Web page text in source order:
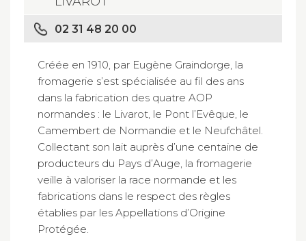
02 31 48 20 00
Créée en 1910, par Eugène Graindorge, la
fromagerie s’est spécialisée au fil des ans
dans la fabrication des quatre AOP
normandes : le Livarot, le Pont l’Evêque, le
Camembert de Normandie et le Neufchâtel.
Collectant son lait auprès d’une centaine de
producteurs du Pays d’Auge, la fromagerie
veille à valoriser la race normande et les
fabrications dans le respect des règles
établies par les Appellations d’Origine
Protégée.